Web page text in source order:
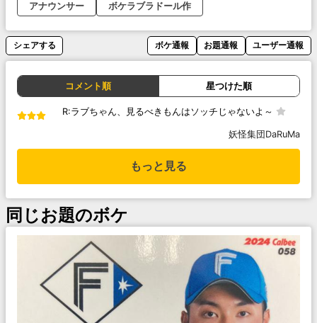
アナウンサー
ボケラブラドール作
シェアする ボケ通報 お題通報 ユーザー通報
コメント順 星つけた順
R:ラブちゃん、見るべきもんはソッチじゃないよ～
妖怪集団DaRuMa
もっと見る
同じお題のボケ